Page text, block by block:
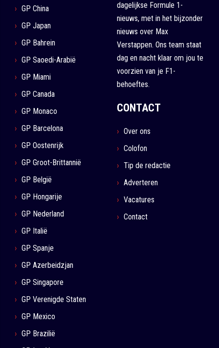
GP China
GP Japan
GP Bahrein
GP Saoedi-Arabië
GP Miami
GP Canada
GP Monaco
GP Barcelona
GP Oostenrijk
GP Groot-Brittannië
GP België
GP Hongarije
GP Nederland
GP Italië
GP Spanje
GP Azerbeidzjan
GP Singapore
GP Verenigde Staten
GP Mexico
GP Brazilië
dagelijkse Formule 1-
nieuws, met in het bijzonder
nieuws over Max
Verstappen. Ons team staat
dag en nacht klaar om jou te
voorzien van je F1-
behoeftes.
CONTACT
Over ons
Colofon
Tip de redactie
Adverteren
Vacatures
Contact